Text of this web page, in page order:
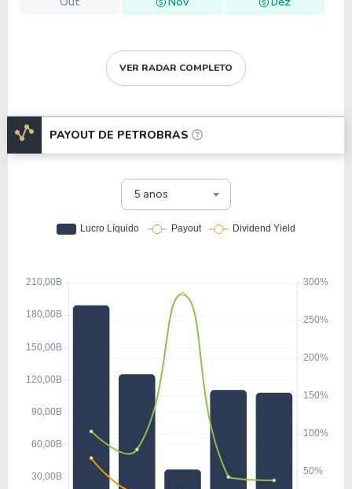
VER RADAR COMPLETO
PAYOUT DE PETROBRAS
5 anos